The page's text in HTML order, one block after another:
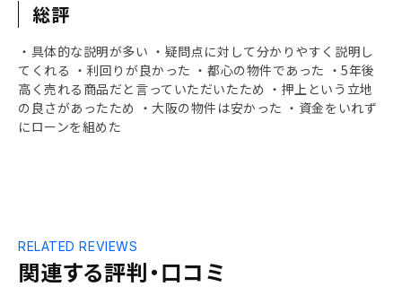
総評
・具体的な説明が多い ・疑問点に対して分かりやすく説明し
てくれる ・利回りが良かった ・都心の物件であった ・5年後
高く売れる商品だと言っていただいたため ・押上という立地
の良さがあったため ・大阪の物件は安かった ・資金をいれず
にローンを組めた
関連する評判・口コミ
RELATED REVIEWS